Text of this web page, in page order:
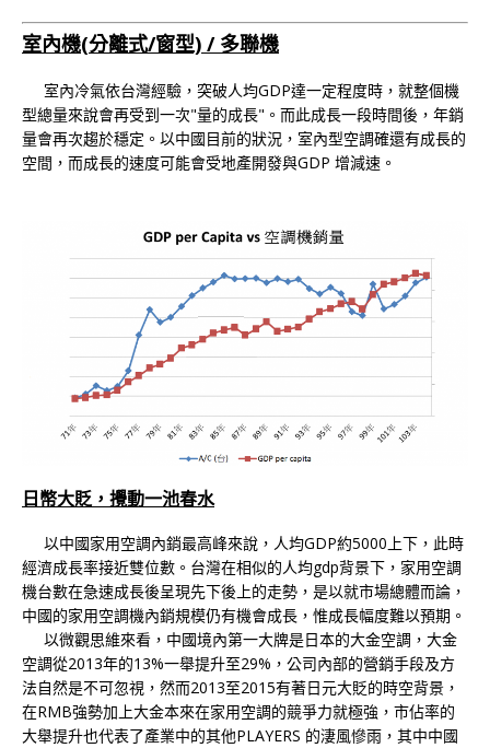
室內機(分離式/窗型) / 多聯機
室內冷氣依台灣經驗，突破人均GDP達一定程度時，就整個機
型總量來說會再受到一次"量的成長"。而此成長一段時間後，年銷
量會再次趨於穩定。以中國目前的狀況，室內型空調確還有成長的
空間，而成長的速度可能會受地產開發與GDP 增減速。
日幣大貶，攪動一池春水
以中國家用空調內銷最高峰來說，人均GDP約5000上下，此時
經濟成長率接近雙位數。台灣在相似的人均gdp背景下，家用空調
機台數在急速成長後呈現先下後上的走勢，是以就市場總體而論，
中國的家用空調機內銷規模仍有機會成長，惟成長幅度難以預期。
以微觀思維來看，中國境內第一大牌是日本的大金空調，大金
空調從2013年的13%一舉提升至29%，公司內部的營銷手段及方
法自然是不可忽視，然而2013至2015有著日元大貶的時空背景，
在RMB強勢加上大金本來在家用空調的競爭力就極強，市佔率的
大舉提升也代表了產業中的其他PLAYERS 的淒風慘雨，其中中國